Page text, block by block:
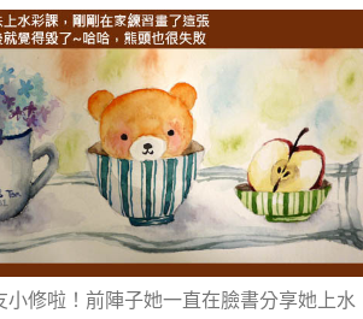
小修啦！前陣子她一直在臉書分享她上水